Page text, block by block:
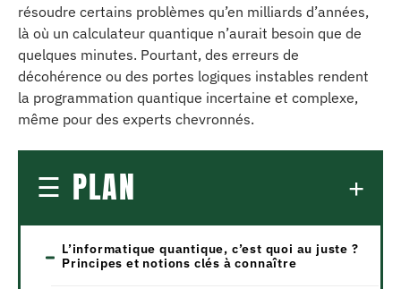
résoudre certains problèmes qu’en milliards d’années,
là où un calculateur quantique n’aurait besoin que de
quelques minutes. Pourtant, des erreurs de
décohérence ou des portes logiques instables rendent
la programmation quantique incertaine et complexe,
même pour des experts chevronnés.
PLAN
L’informatique quantique, c’est quoi au juste ?
Principes et notions clés à connaître